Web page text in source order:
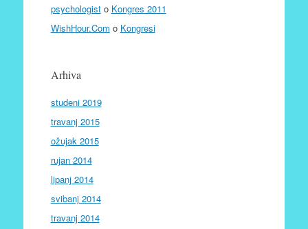
psychologisto Kongres 2011
WishHour.Com o Kongresi
Arhiva
studeni 2019
travanj 2015
ožujak 2015
rujan 2014
lipanj 2014
svibanj 2014
travanj 2014